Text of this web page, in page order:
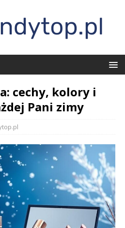
cechy, kolory i
Pani zimy